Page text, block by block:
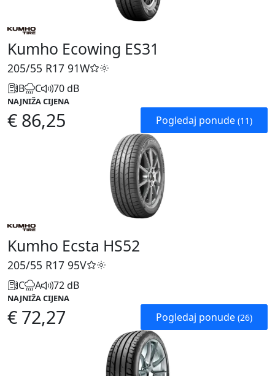
Kumho Ecowing ES31
205/55 R17 91W
B C 70 dB
NAJNIŽA CIJENA
€ 86,25 Pogledaj ponude (11)
Kumho Ecsta HS52
205/55 R17 95V
C A 72 dB
NAJNIŽA CIJENA
€ 72,27 Pogledaj ponude (26)